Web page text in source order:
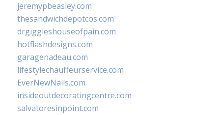
jeremypbeasley.com
thesandwichdepotcos.com
drgiggleshouseofpain.com
hotflashdesigns.com
garagenadeau.com
lifestylechauffeurservice.com
EverNewNails.com
insideoutdecoratingcentre.com
salvatoresinpoint.com